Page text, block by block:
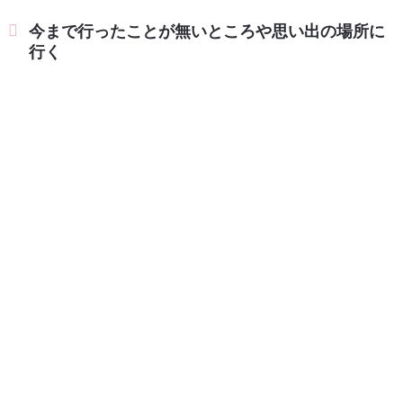
今まで行ったことが無いところや思い出の場所に
行く